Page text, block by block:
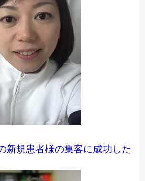
新規患者様の集客に成功した